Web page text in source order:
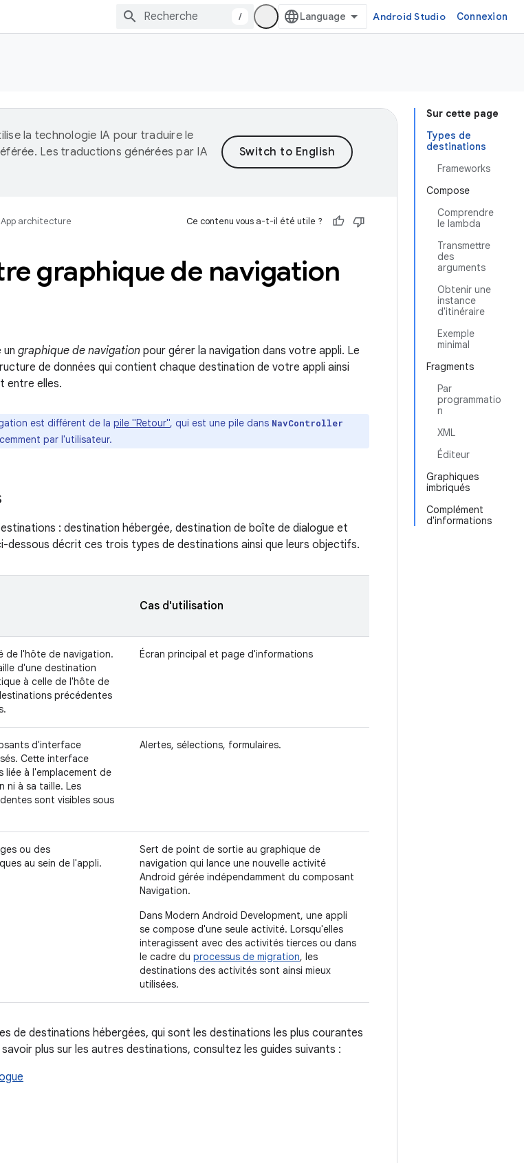
/ Android Studio Connexion
Sur cette page
Types de
destinations
Frameworks
Compose
Comprendre
le lambda
Transmettre
des
arguments
Obtenir une
instance
d'itinéraire
Exemple
minimal
Fragments
Par
programmatio
n
XML
Éditeur
Graphiques
imbriqués
Complément
d'informations
la technologie IA pour traduire le
Les traductions générées par IA
App architecture Ce contenu vous a-t-il été utile ?
graphique de navigation
un graphique de navigation pour gérer la navigation dans votre appli. Le
de données qui contient chaque destination de votre appli ainsi
entre elles.
est différent de la pile "Retour", qui est une pile dans NavController
par l'utilisateur.
: destination hébergée, destination de boîte de dialogue et
décrit ces trois types de destinations ainsi que leurs objectifs.
Cas d'utilisation
de l'hôte de navigation.
d'une destination
à celle de l'hôte de
précédentes
Écran principal et page d'informations
d'interface
Cette interface
liée à l'emplacement de
ni à sa taille. Les
sont visibles sous
Alertes, sélections, formulaires.
ou des
au sein de l'appli.
Sert de point de sortie au graphique de
navigation qui lance une nouvelle activité
Android gérée indépendamment du composant
Navigation.
Dans Modern Android Development, une appli
se compose d'une seule activité. Lorsqu'elles
interagissent avec des activités tierces ou dans
le cadre du processus de migration, les
destinations des activités sont ainsi mieux
utilisées.
de destinations hébergées, qui sont les destinations les plus courantes
plus sur les autres destinations, consultez les guides suivants :